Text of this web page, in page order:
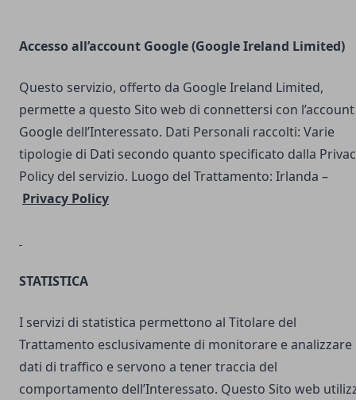
Accesso all’account Google (Google Ireland Limited)
Questo servizio, offerto da Google Ireland Limited,
permette a questo Sito web di connettersi con l’account
Google dell’Interessato. Dati Personali raccolti: Varie
tipologie di Dati secondo quanto specificato dalla
Policy del servizio. Luogo del Trattamento: Irlanda –
Privacy Policy
STATISTICA
I servizi di statistica permettono al Titolare del
Trattamento esclusivamente di monitorare e analizzare
dati di traffico e servono a tener traccia del
comportamento dell’Interessato. Questo Sito web